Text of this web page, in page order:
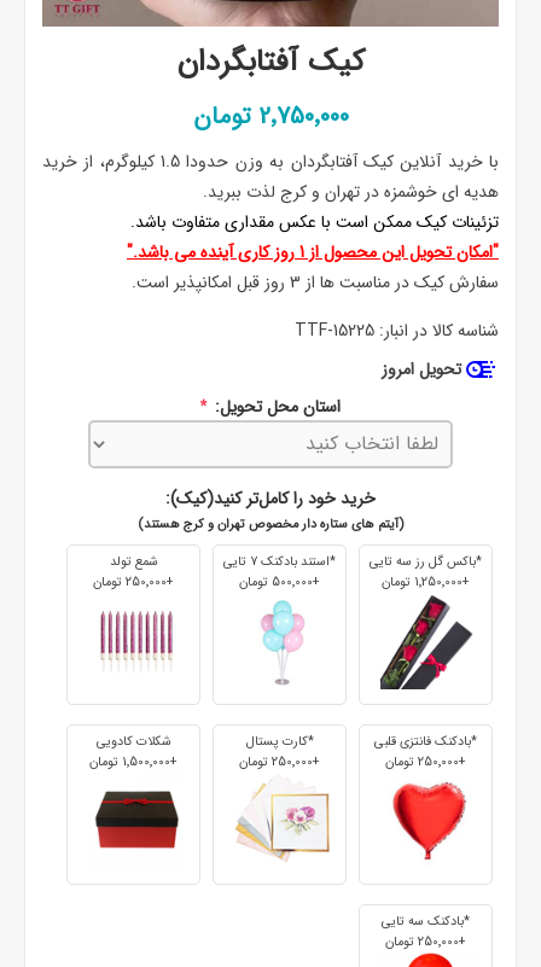
کیک آفتابگردان
2٬750٬000 تومان
با خرید آنلاین کیک آفتابگردان به وزن حدودا 1.5 کیلوگرم، از خرید
هدیه ای خوشمزه در تهران و کرج لذت ببرید.
تزئینات کیک ممکن است با عکس مقداری متفاوت باشد.
"امکان تحویل این محصول از 1 روز کاری آینده می باشد."
سفارش کیک در مناسبت ها از 3 روز قبل امکانپذیر است.
شناسه کالا در انبار: TTF-15225
تحویل امروز
استان محل تحویل: *
خرید خود را کامل‌تر کنید(کیک):
(آیتم های ستاره دار مخصوص تهران و کرج هستند)
*باکس گل رز سه تایی
+1٬250٬000 تومان
*استند بادکنک 7 تایی
+500٬000 تومان
شمع تولد
+250٬000 تومان
*بادکنک فانتزی قلبی
+250٬000 تومان
*کارت پستال
+250٬000 تومان
شکلات کادویی
+1٬500٬000 تومان
*بادکنک سه تایی
+250٬000 تومان